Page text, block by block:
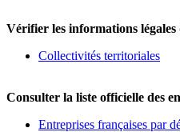
Vérifier les informations
Collectivités territoriales
Consulter la liste officielle des
Entreprises françaises par